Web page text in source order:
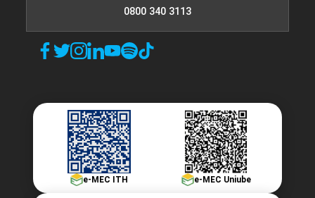
0800 340 3113
e-MEC ITH e-MEC Uniube